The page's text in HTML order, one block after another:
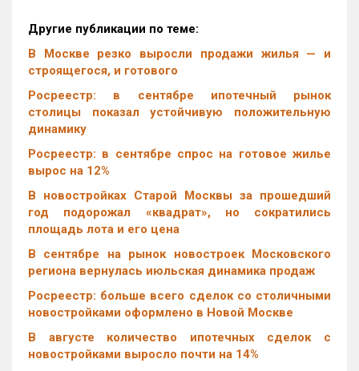
Другие публикации по теме:
В Москве резко выросли продажи жилья — и
строящегося, и готового
Росреестр: в сентябре ипотечный рынок
столицы показал устойчивую положительную
динамику
Росреестр: в сентябре спрос на готовое жилье
вырос на 12%
В новостройках Старой Москвы за прошедший
год подорожал «квадрат», но сократились
площадь лота и его цена
В сентябре на рынок новостроек Московского
региона вернулась июльская динамика продаж
Росреестр: больше всего сделок со столичными
новостройками оформлено в Новой Москве
В августе количество ипотечных сделок с
новостройками выросло почти на 14%